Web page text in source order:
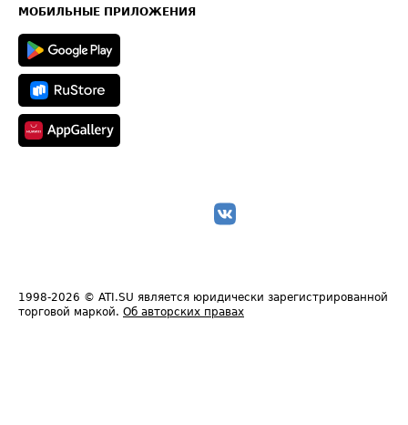
Техническая информация
МОБИЛЬНЫЕ ПРИЛОЖЕНИЯ
1998-2026 © ATI.SU является юридически зарегистрированной
торговой маркой. Об авторских правах